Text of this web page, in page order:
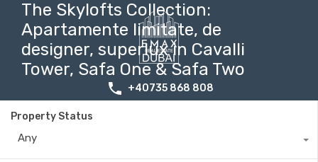
+40735 868 808
The Skylofts Collection:
Apartamente limitate, de
designer, superlux in Cavalli
Tower, Safa One & Safa Two
Property Status
Any